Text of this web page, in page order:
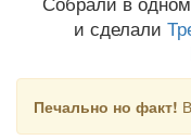
и сделали
Печально но факт!